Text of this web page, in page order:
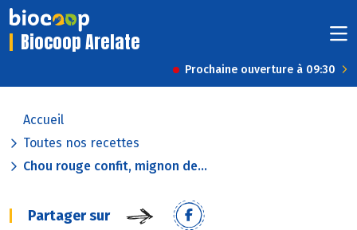
Biocoop Arelate
Prochaine ouverture à 09:30
Accueil
Toutes nos recettes
Chou rouge confit, mignon de...
Partager sur